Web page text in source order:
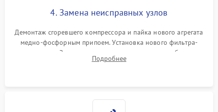
4. Замена неисправных узлов
Демонтаж сгоревшего компрессора и пайка нового агрегата
медно-фосфорным припоем. Установка нового фильтра-
осушителя. Замена изношенных вентиляторов обдува,
сломанных заслонок или поврежденных дверных петель.
Подробнее